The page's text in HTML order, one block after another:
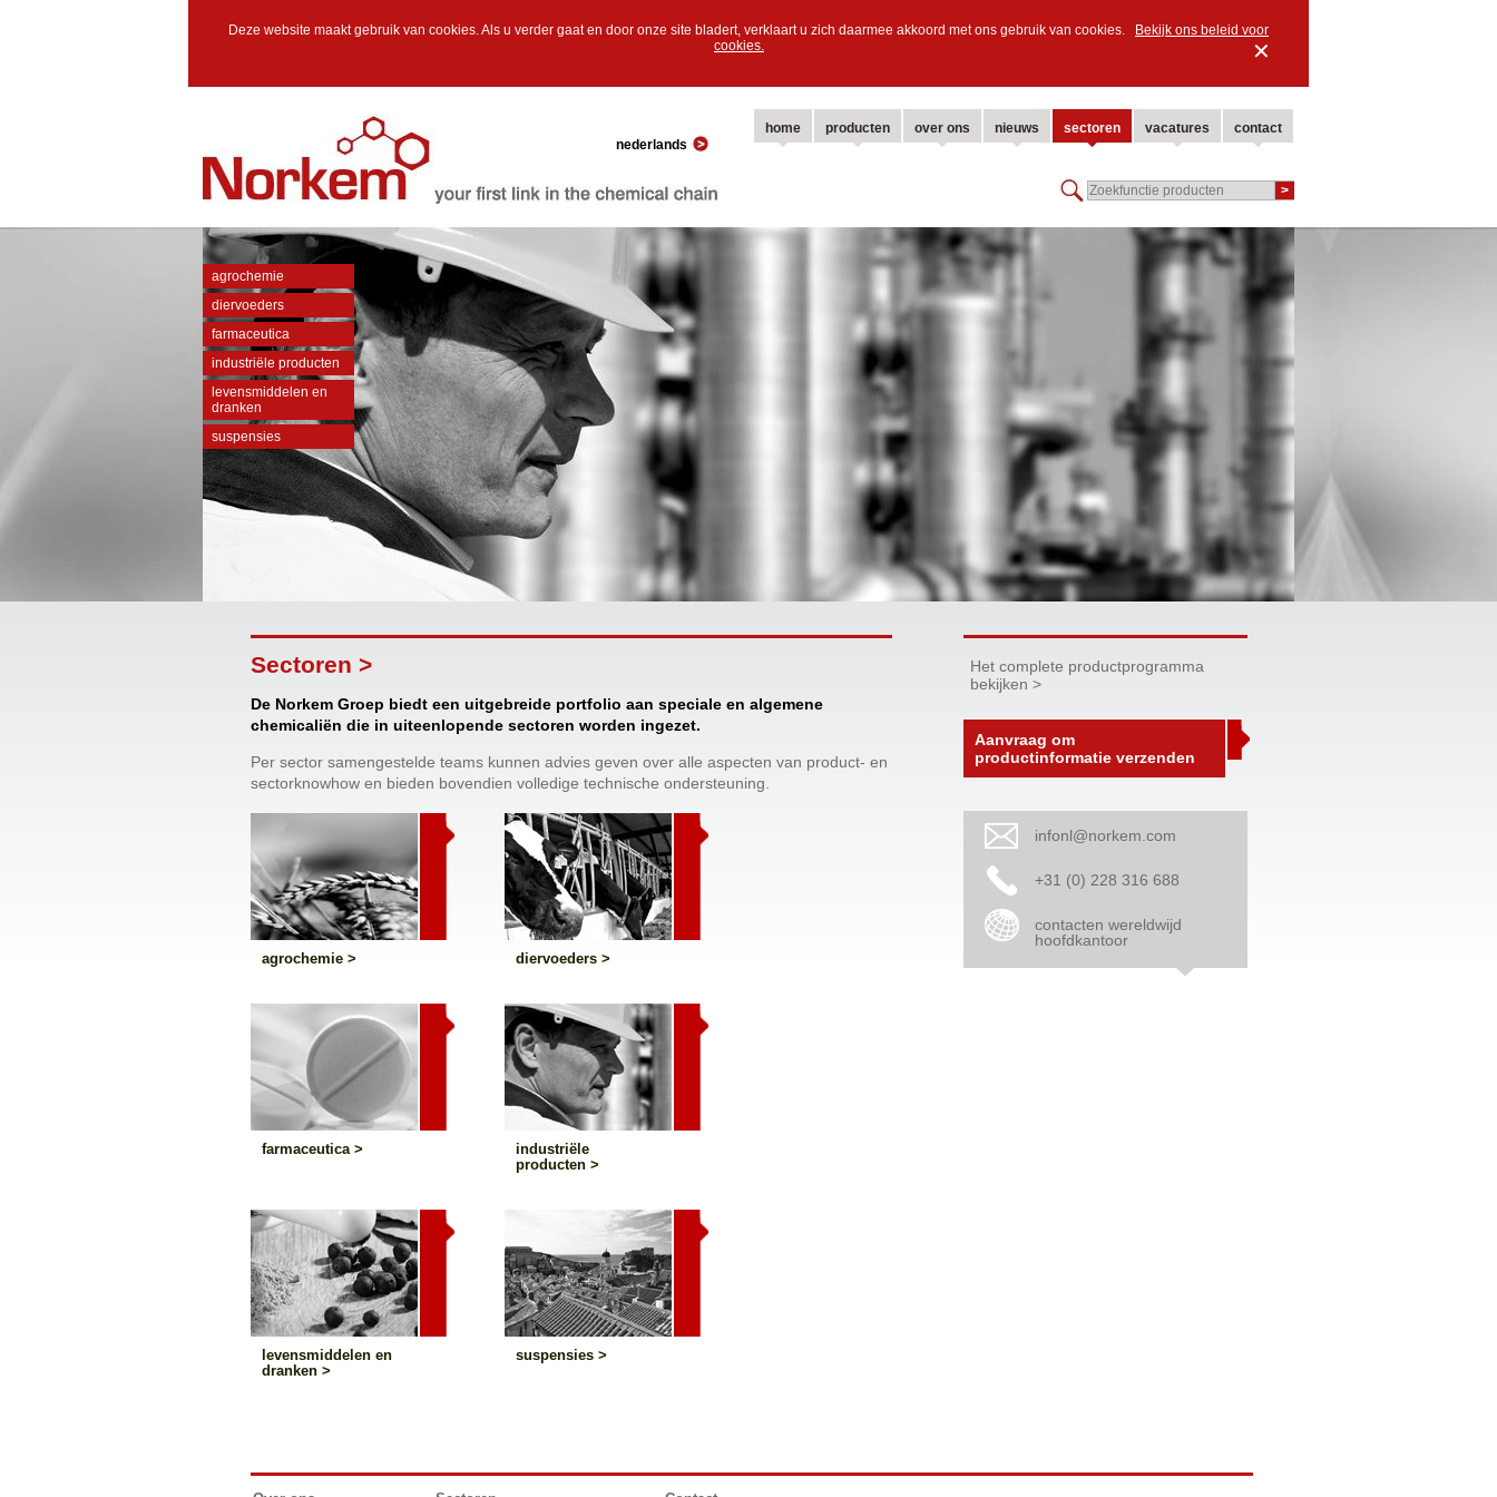
Deze website maakt gebruik van cookies. Als u verder gaat en door onze site bladert, verklaart u zich daarmee akkoord met ons gebruik van cookies.
Bekijk ons beleid voor
cookies.
✕
home producten over ons nieuws sectoren vacatures
contact
nederlands
agrochemie
diervoeders
farmaceutica
industriële producten
levensmiddelen en
dranken
suspensies
Sectoren >
De Norkem Groep biedt een uitgebreide portfolio aan speciale en algemene
chemicaliën die in uiteenlopende sectoren worden ingezet.
Per sector samengestelde teams kunnen advies geven over alle aspecten van product- en
sectorknowhow en bieden bovendien volledige technische ondersteuning.
agrochemie > diervoeders >
farmaceutica >
industriële
producten >
levensmiddelen en
dranken >
suspensies >
Het complete productprogramma
bekijken >
Aanvraag om
productinformatie verzenden
infonl@norkem.com
+31 (0) 228 316 688
contacten wereldwijd
hoofdkantoor